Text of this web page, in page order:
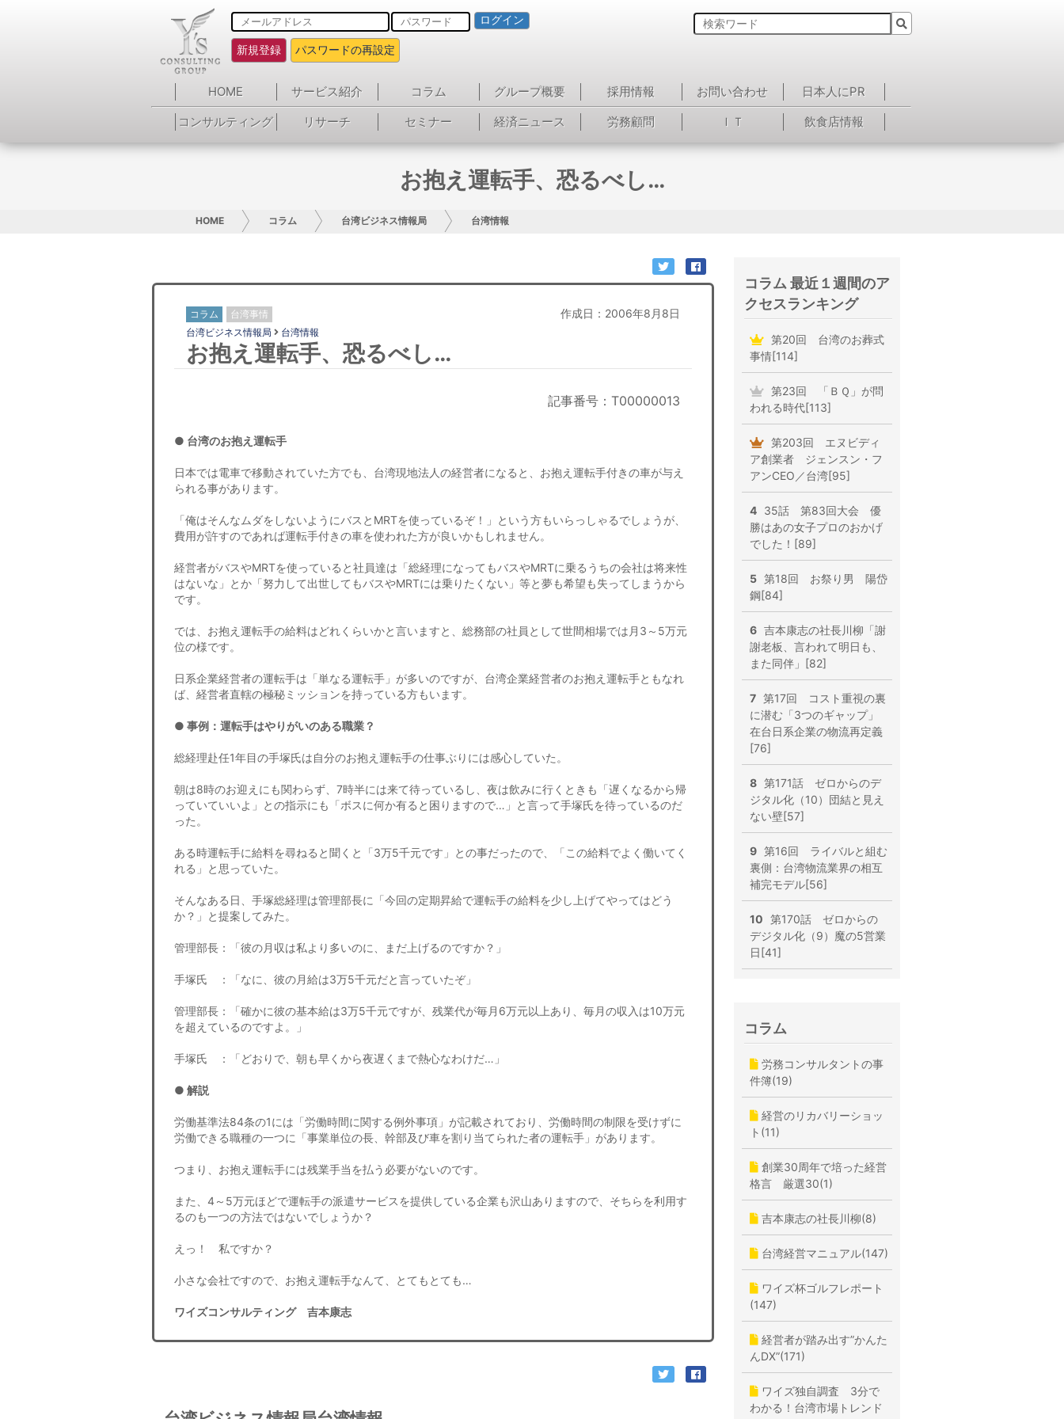
ログイン
新規登録 パスワードの再設定
HOME サービス紹介 コラム グループ概要 採用情報 お問い合わせ
日本人にPR
コンサルティング
リサーチ セミナー 経済ニュース 労務顧問 ＩＴ 飲食店情報
お抱え運転手、恐るべし…
HOME コラム 台湾ビジネス情報局 台湾情報
コラム 台湾事情 作成日：2006年8月8日
台湾ビジネス情報局 台湾情報
お抱え運転手、恐るべし…
記事番号：T00000013
● 台湾のお抱え運転手
日本では電車で移動されていた方でも、台湾現地法人の経営者になると、お抱え運転手付きの車が与え
られる事があります。
「俺はそんなムダをしないようにバスとMRTを使っているぞ！」という方もいらっしゃるでしょうが、
費用が許すのであれば運転手付きの車を使われた方が良いかもしれません。
経営者がバスやMRTを使っていると社員達は「総経理になってもバスやMRTに乗るうちの会社は将来性
はないな」とか「努力して出世してもバスやMRTには乗りたくない」等と夢も希望も失ってしまうから
です。
では、お抱え運転手の給料はどれくらいかと言いますと、総務部の社員として世間相場では月3～5万元
位の様です。
日系企業経営者の運転手は「単なる運転手」が多いのですが、台湾企業経営者のお抱え運転手ともなれ
ば、経営者直轄の極秘ミッションを持っている方もいます。
● 事例：運転手はやりがいのある職業？
総経理赴任1年目の手塚氏は自分のお抱え運転手の仕事ぶりには感心していた。
朝は8時のお迎えにも関わらず、7時半には来て待っているし、夜は飲みに行くときも「遅くなるから帰
っていていいよ」との指示にも「ボスに何か有ると困りますので…」と言って手塚氏を待っているのだ
った。
ある時運転手に給料を尋ねると聞くと「3万5千元です」との事だったので、「この給料でよく働いてく
れる」と思っていた。
そんなある日、手塚総経理は管理部長に「今回の定期昇給で運転手の給料を少し上げてやってはどう
か？」と提案してみた。
管理部長：「彼の月収は私より多いのに、まだ上げるのですか？」
手塚氏 ：「なに、彼の月給は3万5千元だと言っていたぞ」
管理部長：「確かに彼の基本給は3万5千元ですが、残業代が毎月6万元以上あり、毎月の収入は10万元
を超えているのですよ。」
手塚氏 ：「どおりで、朝も早くから夜遅くまで熱心なわけだ…」
● 解説
労働基準法84条の1には「労働時間に関する例外事項」が記載されており、労働時間の制限を受けずに
労働できる職種の一つに「事業単位の長、幹部及び車を割り当てられた者の運転手」があります。
つまり、お抱え運転手には残業手当を払う必要がないのです。
また、4～5万元ほどで運転手の派遣サービスを提供している企業も沢山ありますので、そちらを利用す
るのも一つの方法ではないでしょうか？
えっ！ 私ですか？
小さな会社ですので、お抱え運転手なんて、とてもとても…
ワイズコンサルティング 吉本康志
コラム 最近１週間のア
クセスランキング
第20回 台湾のお葬式
事情[114]
第23回 「ＢＱ」が問
われる時代[113]
第203回 エヌビディ
ア創業者 ジェンスン・フ
アンCEO／台湾[95]
4 35話 第83回大会 優
勝はあの女子プロのおかげ
でした！[89]
5 第18回 お祭り男 陽岱
鋼[84]
6 吉本康志の社長川柳「謝
謝老板、言われて明日も、
また同伴」[82]
7 第17回 コスト重視の裏
に潜む「3つのギャップ」
在台日系企業の物流再定義
[76]
8 第171話 ゼロからのデ
ジタル化（10）団結と見え
ない壁[57]
9 第16回 ライバルと組む
裏側：台湾物流業界の相互
補完モデル[56]
10 第170話 ゼロからの
デジタル化（9）魔の5営業
日[41]
コラム
労務コンサルタントの事
件簿(19)
経営のリカバリーショッ
ト(11)
創業30周年で培った経営
格言 厳選30(1)
吉本康志の社長川柳(8)
台湾経営マニュアル(147)
ワイズ杯ゴルフレポート
(147)
経営者が踏み出す”かんた
んDX”(171)
ワイズ独自調査 3分で
わかる！台湾市場トレンド